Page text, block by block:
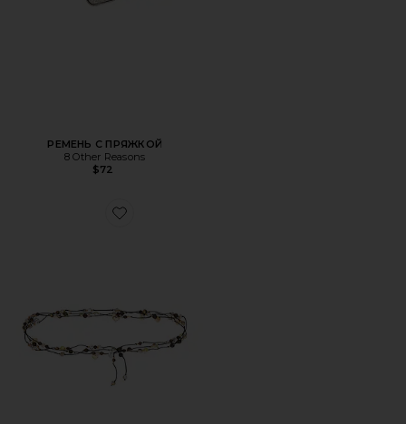
РЕМЕНЬ С ПРЯЖКОЙ
8 Other Reasons
$72
Favorite ПОЯС MAJORCA